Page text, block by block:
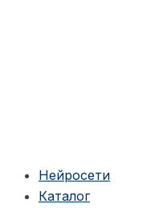
Нейросети
Каталог